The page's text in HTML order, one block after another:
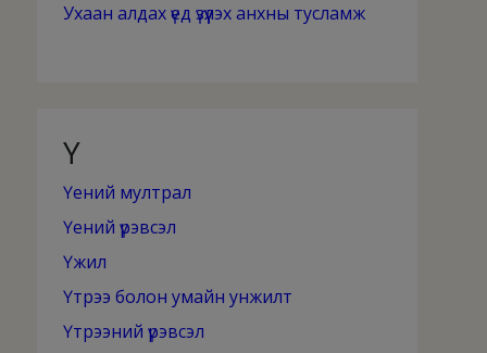
Ухаан алдах үед үзүүлэх анхны тусламж
Ү
Үений мултрал
Үений үрэвсэл
Үжил
Үтрээ болон умайн унжилт
Үтрээний үрэвсэл